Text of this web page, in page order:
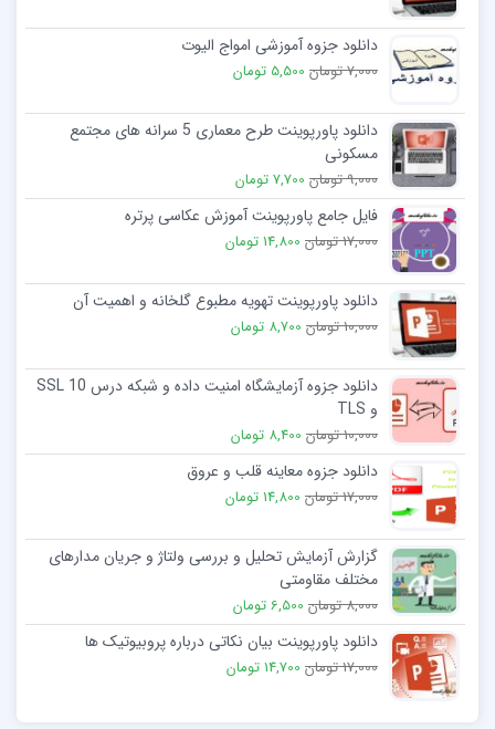
دانلود جزوه آموزشی امواج الیوت
7,000 تومان 5,500 تومان
دانلود پاورپوینت طرح معماری 5 سرانه های مجتمع
مسکونی
9,000 تومان 7,700 تومان
فایل جامع پاورپوینت آموزش عکاسی پرتره
17,000 تومان 14,800 تومان
دانلود پاورپوینت تهویه مطبوع گلخانه و اهمیت آن
10,000 تومان 8,700 تومان
دانلود جزوه آزمایشگاه امنیت داده و شبکه درس 10 SSL
و TLS
10,000 تومان 8,400 تومان
دانلود جزوه معاینه قلب و عروق
17,000 تومان 14,800 تومان
گزارش آزمایش تحلیل و بررسی ولتاژ و جریان مدارهای
مختلف مقاومتی
8,000 تومان 6,500 تومان
دانلود پاورپوینت بیان نکاتی درباره پروبیوتیک ها
17,000 تومان 14,700 تومان